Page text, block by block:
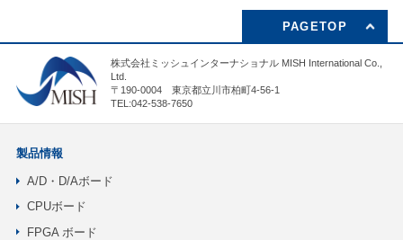
PAGETOP
株式会社ミッシュインターナショナル MISH International Co.,
Ltd.
〒190-0004 東京都立川市柏町4-56-1
TEL:042-538-7650
製品情報
A/D・D/Aボード
CPUボード
FPGA ボード